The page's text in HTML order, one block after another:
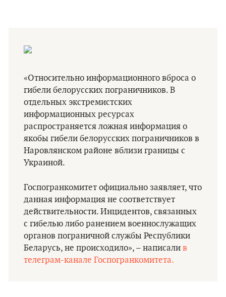
«Относительно информационного вброса о
гибели белорусских пограничников. В
отдельных экстремистских
информационных ресурсах
распространяется ложная информация о
якобы гибели белорусских пограничников в
Наровлянском районе вблизи границы с
Украиной.
Госпогранкомитет официально заявляет, что
данная информация не соответствует
действительности. Инцидентов, связанных
с гибелью либо ранением военнослужащих
органов пограничной службы Республики
Беларусь, не происходило»‎, – написали в
телеграм-канале Госпогранкомитета.